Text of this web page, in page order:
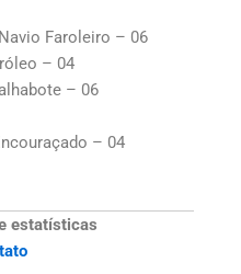
Faroleiro – 06
– 04
– 06
– 04
estatísticas